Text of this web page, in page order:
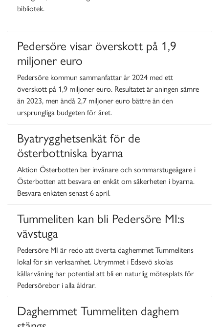
bibliotek.
Pedersöre visar överskott på 1,9
miljoner euro
Pedersöre kommun sammanfattar år 2024 med ett
överskott på 1,9 miljoner euro. Resultatet är aningen sämre
än 2023, men ändå 2,7 miljoner euro bättre än den
ursprungliga budgeten för året.
Byatrygghetsenkät för de
österbottniska byarna
Aktion Österbotten ber invånare och sommarstugeägare i
Österbotten att besvara en enkät om säkerheten i byarna.
Besvara enkäten senast 6 april.
Tummeliten kan bli Pedersöre MI:s
vävstuga
Pedersöre MI är redo att överta daghemmet Tummelitens
lokal för sin verksamhet. Utrymmet i Edsevö skolas
källarvåning har potential att bli en naturlig mötesplats för
Pedersörebor i alla åldrar.
Daghemmet Tummeliten daghem